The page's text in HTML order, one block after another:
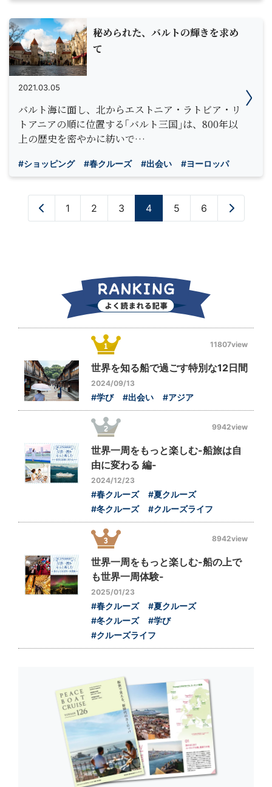
秘められた、バルトの輝きを求め
て
2021.03.05
バルト海に面し、北からエストニア・ラトビア・リ
トアニアの順に位置する｢バルト三国｣は、800年以
上の歴史を密やかに紡いで…
#ショッピング #春クルーズ #出会い #ヨーロッパ
« 1 2 3 4 5 6 »
11807view
世界を知る船で過ごす特別な12日間
2024/09/13
#学び #出会い #アジア
9942view
世界一周をもっと楽しむ-船旅は自
由に変わる 編-
2024/12/23
#春クルーズ
#夏クルーズ
#冬クルーズ
#クルーズライフ
8942view
世界一周をもっと楽しむ-船の上で
も世界一周体験-
2025/01/23
#春クルーズ
#夏クルーズ
#冬クルーズ
#学び
#クルーズライフ